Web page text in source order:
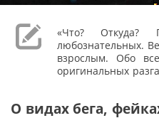
«Что? Откуда?
любознательных.
взрослым. Обо
оригинальных
О видах бега,